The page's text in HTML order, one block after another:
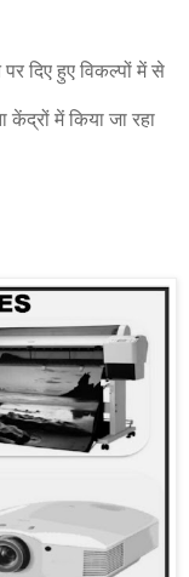
दिए हुए विकल्पों में से
में किया जा रहा